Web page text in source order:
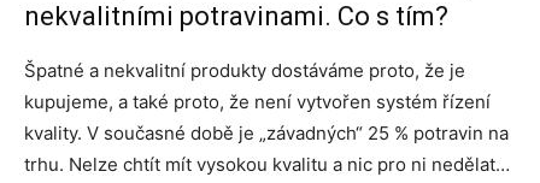
nekvalitními potravinami. Co s tím?
Špatné a nekvalitní produkty dostáváme proto, že je
kupujeme, a také proto, že není vytvořen systém řízení
kvality. V současné době je „závadných“ 25 % potravin na
trhu. Nelze chtít mít vysokou kvalitu a nic pro ni nedělat…